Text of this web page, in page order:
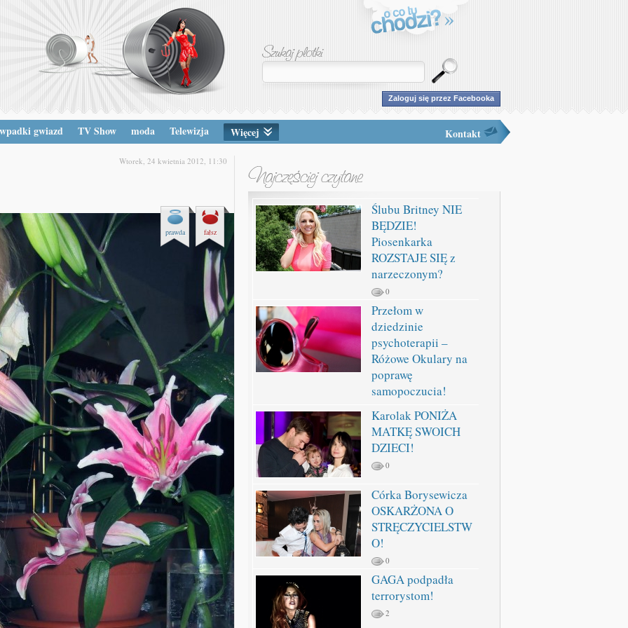
Zaloguj się przez Facebooka
wpadki gwiazd TV Show moda Telewizja Więcej Kontakt
Wtorek, 24 kwietnia 2012, 11:30
prawda fałsz
Ślubu Britney NIE
BĘDZIE!
Piosenkarka
ROZSTAJE SIĘ z
narzeczonym?
0
Przełom w
dziedzinie
psychoterapii –
Różowe Okulary na
poprawę
samopoczucia!
Karolak PONIŻA
MATKĘ SWOICH
DZIECI!
0
Córka Borysewicza
OSKARŻONA O
STRĘCZYCIELSTW
O!
0
GAGA podpadła
terrorystom!
2